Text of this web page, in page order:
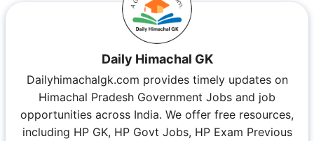
Daily Himachal GK
Dailyhimachalgk.com provides timely updates on
Himachal Pradesh Government Jobs and job
opportunities across India. We offer free resources,
including HP GK, HP Govt Jobs, HP Exam Previous